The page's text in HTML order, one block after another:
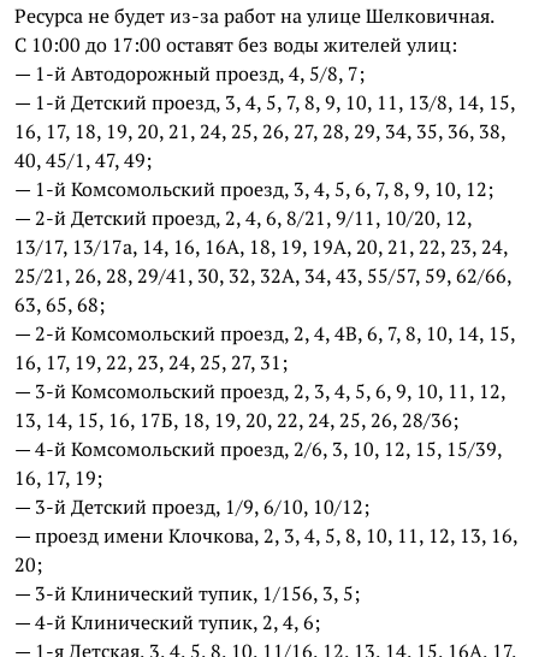
Ресурса не будет из-за работ на улице Шелковичная.
С 10:00 до 17:00 оставят без воды жителей улиц:
— 1-й Автодорожный проезд, 4, 5/8, 7;
— 1-й Детский проезд, 3, 4, 5, 7, 8, 9, 10, 11, 13/8, 14, 15,
16, 17, 18, 19, 20, 21, 24, 25, 26, 27, 28, 29, 34, 35, 36, 38,
40, 45/1, 47, 49;
— 1-й Комсомольский проезд, 3, 4, 5, 6, 7, 8, 9, 10, 12;
— 2-й Детский проезд, 2, 4, 6, 8/21, 9/11, 10/20, 12,
13/17, 13/17а, 14, 16, 16А, 18, 19, 19А, 20, 21, 22, 23, 24,
25/21, 26, 28, 29/41, 30, 32, 32А, 34, 43, 55/57, 59, 62/66,
63, 65, 68;
— 2-й Комсомольский проезд, 2, 4, 4В, 6, 7, 8, 10, 14, 15,
16, 17, 19, 22, 23, 24, 25, 27, 31;
— 3-й Комсомольский проезд, 2, 3, 4, 5, 6, 9, 10, 11, 12,
13, 14, 15, 16, 17Б, 18, 19, 20, 22, 24, 25, 26, 28/36;
— 4-й Комсомольский проезд, 2/6, 3, 10, 12, 15, 15/39,
16, 17, 19;
— 3-й Детский проезд, 1/9, 6/10, 10/12;
— проезд имени Клочкова, 2, 3, 4, 5, 8, 10, 11, 12, 13, 16,
20;
— 3-й Клинический тупик, 1/156, 3, 5;
— 4-й Клинический тупик, 2, 4, 6;
— 1-я Детская, 3, 4, 5, 8, 10, 11/16, 12, 13, 14, 15, 16А, 17,